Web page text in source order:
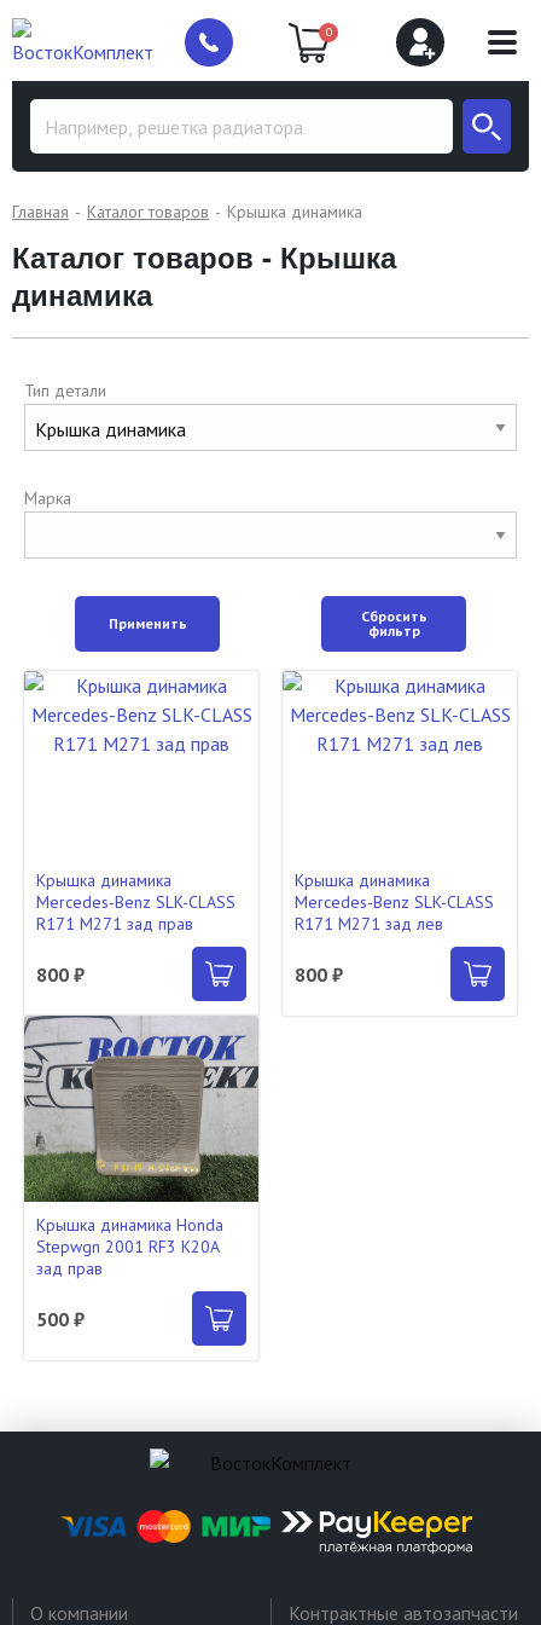
0
Главная Каталог товаров Крышка динамика
Каталог товаров - Крышка
динамика
Тип детали
Марка
Применить
Сбросить
фильтр
Крышка динамика
Mercedes-Benz SLK-CLASS
R171 M271 зад прав
800 ₽
Крышка динамика
Mercedes-Benz SLK-CLASS
R171 M271 зад лев
800 ₽
Крышка динамика Honda
Stepwgn 2001 RF3 K20A
зад прав
500 ₽
О компании Контрактные автозапчасти